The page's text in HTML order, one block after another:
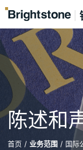
陈述和
首页 / 业务范围 / 国际